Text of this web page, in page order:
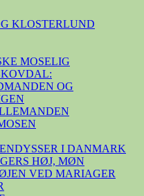
KLOSTERLUND
MOSELIG
OG
I DANMARK
HØJ, MØN
VED MARIAGER